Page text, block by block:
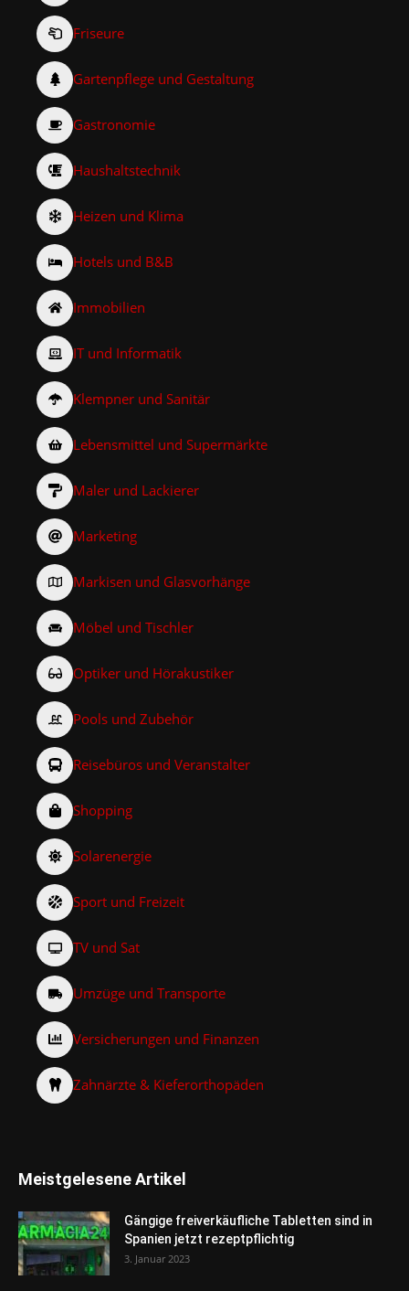
Friseure
Gartenpflege und Gestaltung
Gastronomie
Haushaltstechnik
Heizen und Klima
Hotels und B&B
Immobilien
IT und Informatik
Klempner und Sanitär
Lebensmittel und Supermärkte
Maler und Lackierer
Marketing
Markisen und Glasvorhänge
Möbel und Tischler
Optiker und Hörakustiker
Pools und Zubehör
Reisebüros und Veranstalter
Shopping
Solarenergie
Sport und Freizeit
TV und Sat
Umzüge und Transporte
Versicherungen und Finanzen
Zahnärzte & Kieferorthopäden
Meistgelesene Artikel
Gängige freiverkäufliche Tabletten sind in
Spanien jetzt rezeptpflichtig
3. Januar 2023